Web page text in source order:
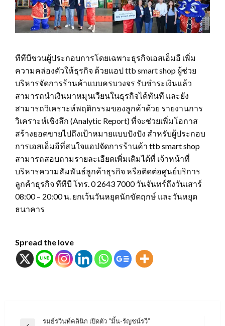
ทีทีบีชวนผู้ประกอบการโดยเฉพาะธุรกิจเอสเอ็มอี เพิ่ม
ความคล่องตัวให้ธุรกิจ ด้วยแอป ttb smart shop ผู้ช่วย
บริหารจัดการร้านค้าแบบครบวงจร รับชำระเงินแล้ว
สามารถนำเงินมาหมุนเวียนในธุรกิจได้ทันที และยัง
สามารถวิเคราะห์พฤติกรรมของลูกค้าด้วย รายงานการ
วิเคราะห์เชิงลึก (Analytic Report) ที่จะช่วยเพิ่มโอกาส
สร้างยอดขายไปถึงเป้าหมายแบบปังปัง สำหรับผู้ประกอบ
การเอสเอ็มอีที่สนใจแอปจัดการร้านค้า ttb smart shop
สามารถสอบถามรายละเอียดเพิ่มเติมได้ที่ เจ้าหน้าที่
บริหารความสัมพันธ์ลูกค้าธุรกิจ หรือติดต่อศูนย์บริการ
ลูกค้าธุรกิจ ทีทีบี โทร. 0 2643 7000 วันจันทร์ถึงวันเสาร์
08:00 – 20:00 น. ยกเว้นวันหยุดนักขัตฤกษ์ และวันหยุด
ธนาคาร
Spread the love
แนะแนวรมย์รวินท์คลินิก เปิดตัว “มิ้น-รัญชน์รวี”